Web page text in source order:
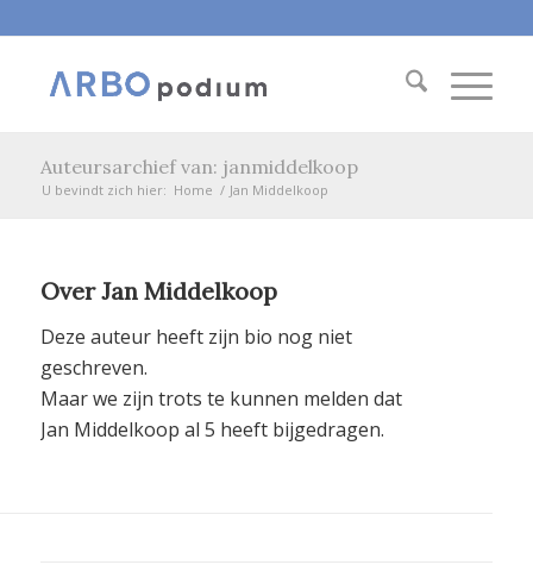
Auteursarchief van: janmiddelkoop
U bevindt zich hier: Home / Jan Middelkoop
OverJan Middelkoop
Deze auteur heeft zijn bio nog niet
geschreven.
Maar we zijn trots te kunnen melden dat
Jan Middelkoop al 5 heeft bijgedragen.